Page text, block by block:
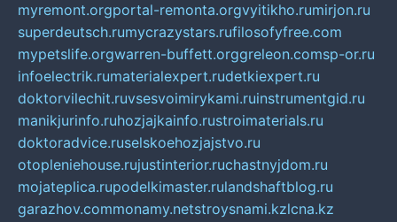
myremont.orgportal-remonta.orgvyitikho.rumirjon.ru
superdeutsch.rumycrazystars.rufilosofyfree.com
mypetslife.orgwarren-buffett.orggreleon.comsp-or.ru
infoelectrik.rumaterialexpert.rudetkiexpert.ru
doktorvilechit.ruvsesvoimirykami.ruinstrumentgid.ru
manikjurinfo.ruhozjajkainfo.rustroimaterials.ru
doktoradvice.ruselskoehozjajstvo.ru
otopleniehouse.rujustinterior.ruchastnyjdom.ru
mojateplica.rupodelkimaster.rulandshaftblog.ru
garazhov.commonamy.netstroysnami.kzlcna.kz